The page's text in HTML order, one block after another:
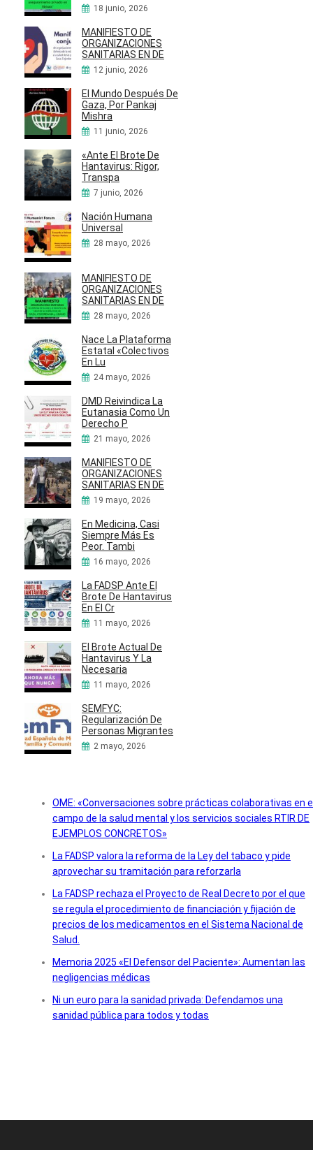
18 junio, 2026
MANIFIESTO DE
ORGANIZACIONES
SANITARIAS EN DE
12 junio, 2026
El Mundo Después De
Gaza, Por Pankaj
Mishra
11 junio, 2026
«Ante El Brote De
Hantavirus: Rigor,
Transpa
7 junio, 2026
Nación Humana
Universal
28 mayo, 2026
MANIFIESTO DE
ORGANIZACIONES
SANITARIAS EN DE
28 mayo, 2026
Nace La Plataforma
Estatal «Colectivos
En Lu
24 mayo, 2026
DMD Reivindica La
Eutanasia Como Un
Derecho P
21 mayo, 2026
MANIFIESTO DE
ORGANIZACIONES
SANITARIAS EN DE
19 mayo, 2026
En Medicina, Casi
Siempre Más Es
Peor. Tambi
16 mayo, 2026
La FADSP Ante El
Brote De Hantavirus
En El Cr
11 mayo, 2026
El Brote Actual De
Hantavirus Y La
Necesaria
11 mayo, 2026
SEMFYC:
Regularización De
Personas Migrantes
2 mayo, 2026
OME: «Conversaciones sobre prácticas colaborativas en
campo de la salud mental y los servicios sociales RTIR DE
EJEMPLOS CONCRETOS»
La FADSP valora la reforma de la Ley del tabaco y pide
aprovechar su tramitación para reforzarla
La FADSP rechaza el Proyecto de Real Decreto por el que
se regula el procedimiento de financiación y fijación de
precios de los medicamentos en el Sistema Nacional de
Salud.
Memoria 2025 «El Defensor del Paciente»: Aumentan las
negligencias médicas
Ni un euro para la sanidad privada: Defendamos una
sanidad pública para todos y todas